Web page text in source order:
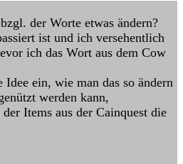
der Worte etwas ändern?
ist und ich versehentlich
ich das Wort aus dem Cow
ein, wie man das so ändern
werden kann,
Items aus der Cainquest die